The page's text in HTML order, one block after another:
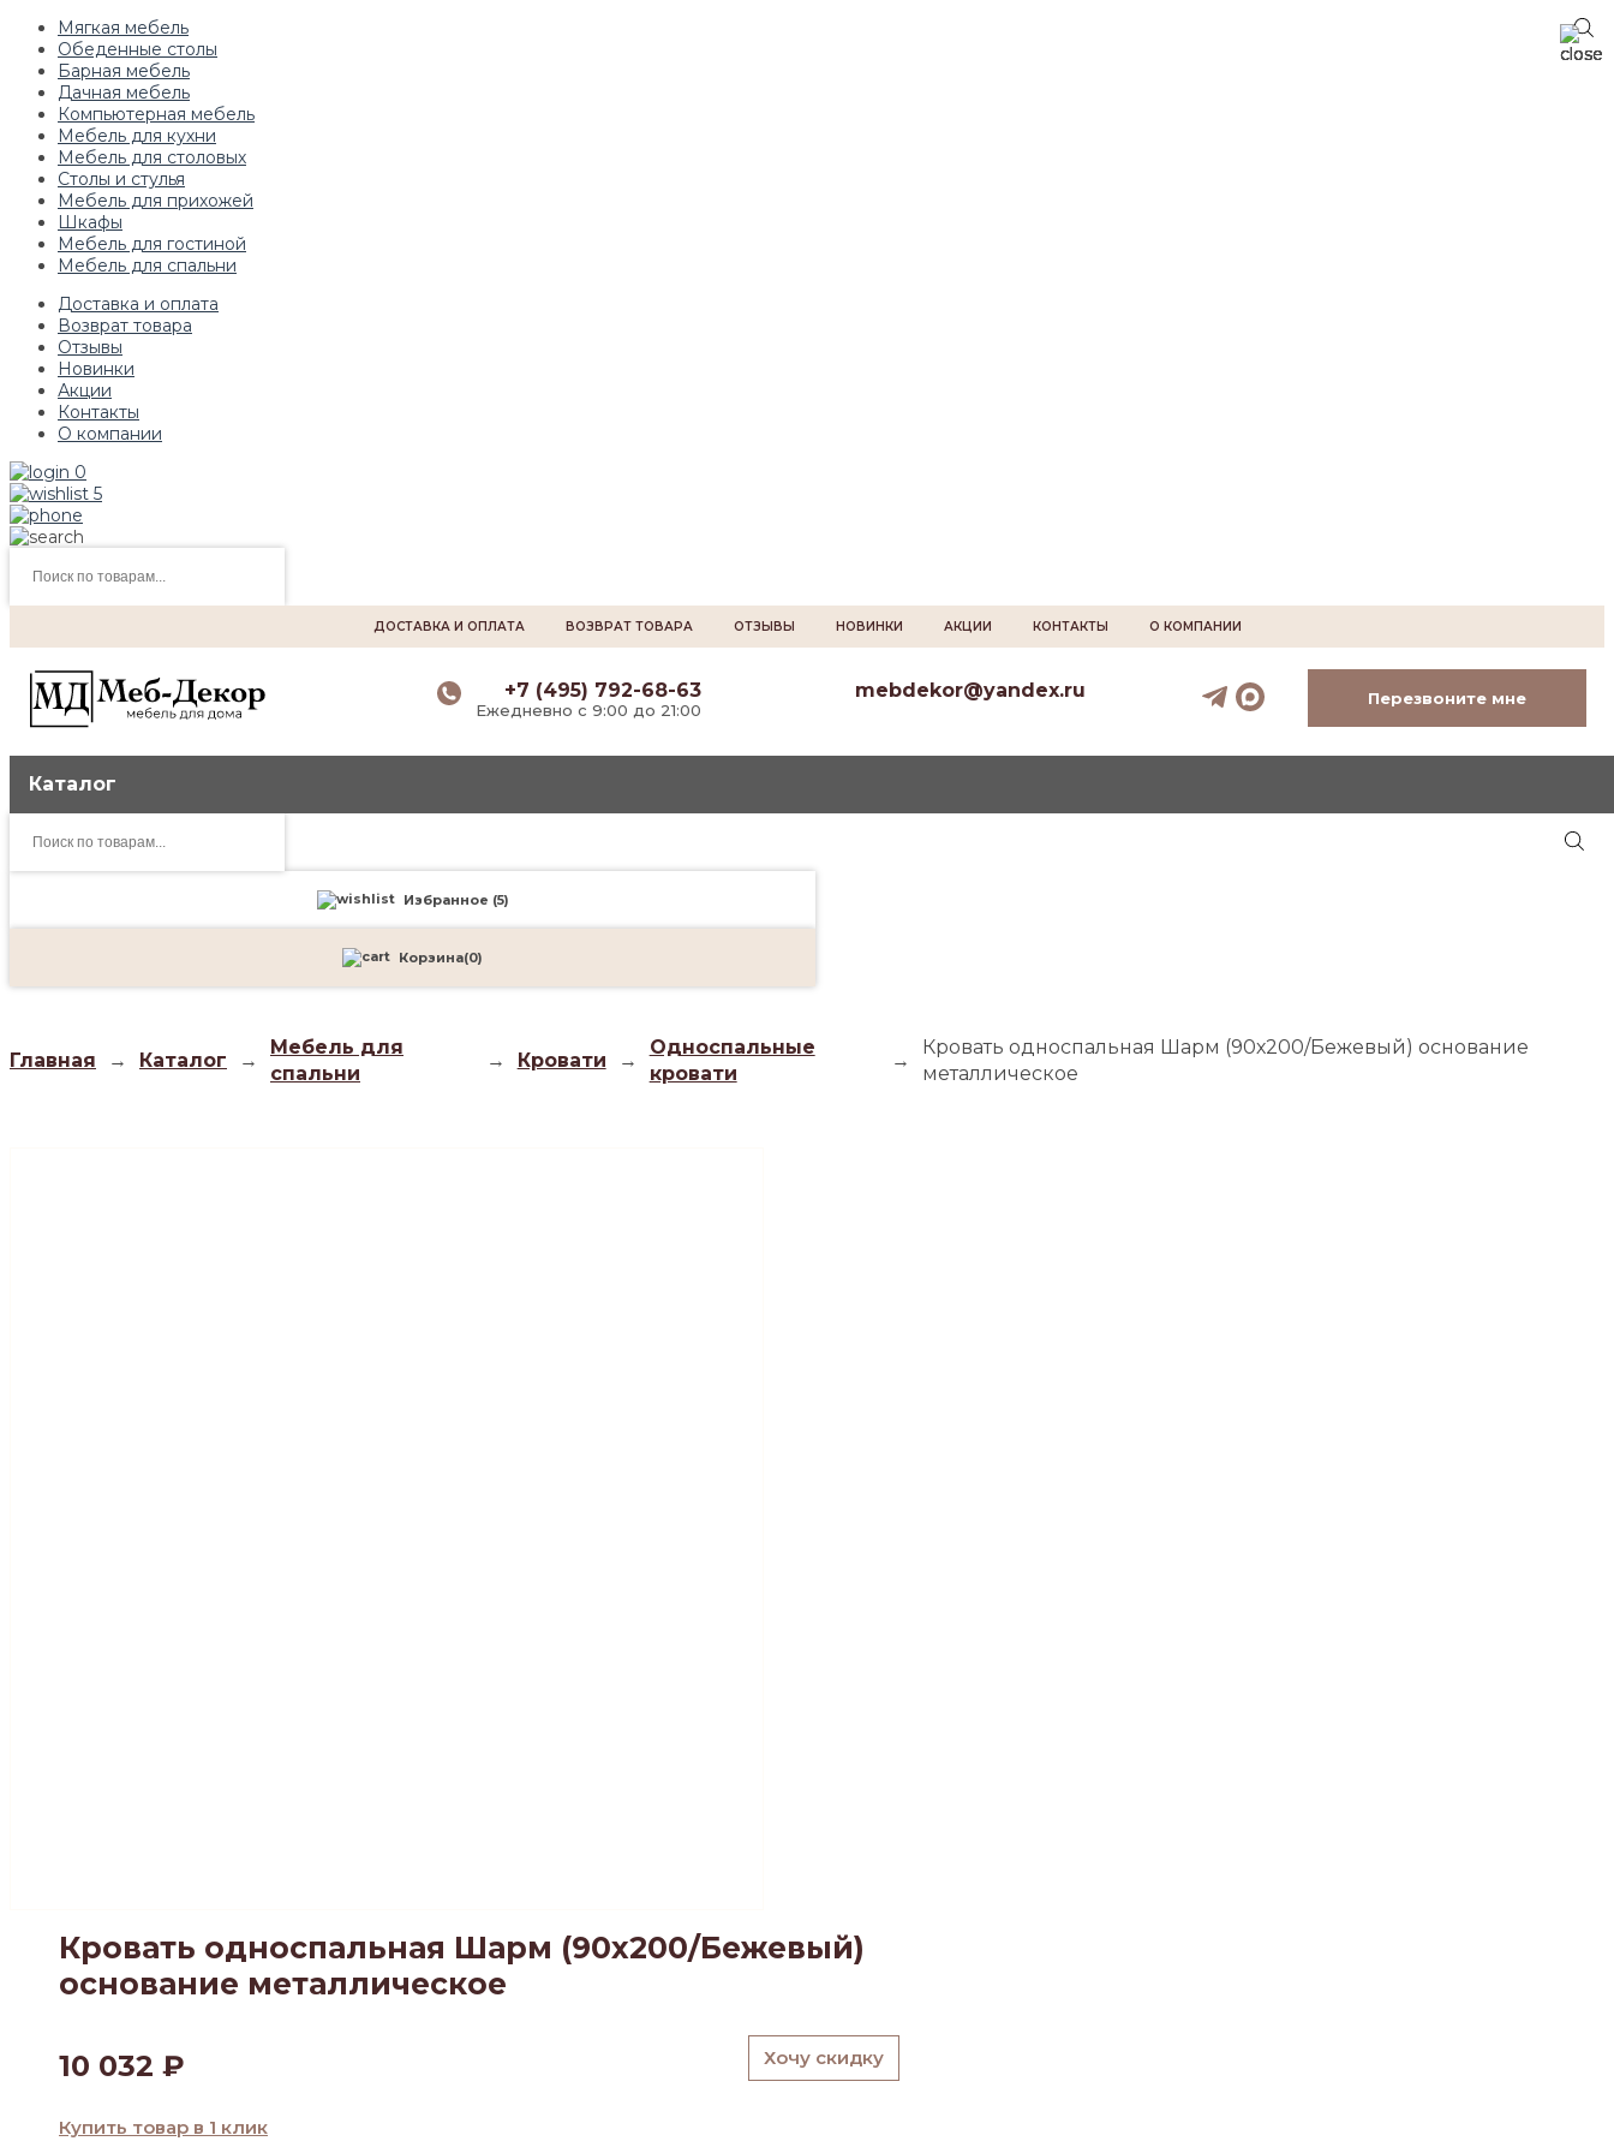
Мягкая мебель
Обеденные столы
Барная мебель
Дачная мебель
Компьютерная мебель
Мебель для кухни
Мебель для столовых
Столы и стулья
Мебель для прихожей
Шкафы
Мебель для гостиной
Мебель для спальни
Доставка и оплата
Возврат товара
Отзывы
Новинки
Акции
Контакты
О компании
0
5
товаров
ДОСТАВКА И ОПЛАТА ВОЗВРАТ ТОВАРА ОТЗЫВЫ НОВИНКИ АКЦИИ КОНТАКТЫ О КОМПАНИИ
+7 (495) 792-68-63
Ежедневно с 9:00 до 21:00
mebdekor@yandex.ru Перезвоните мне
Каталог
товаров
Избранное (5)
Корзина(0)
Главная → Каталог →
Мебель для
спальни
→ Кровати →
Односпальные
кровати
→
Кровать односпальная Шарм (90х200/Бежевый) основание
металлическое
Кровать односпальная Шарм (90х200/Бежевый)
основание металлическое
10 032 ₽ Хочу скидку
Купить товар в 1 клик